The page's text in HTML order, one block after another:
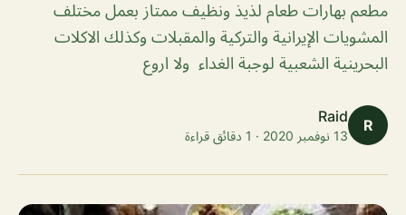
مطعم بهارات طعام لذيذ ونظيف ممتاز بعمل مختلف
المشويات الإيرانية والتركية والمقبلات وكذلك الاكلات
البحرينية الشعبية لوجبة الغداء ولا اروع
R
Raid
13 نوفمبر 2020 · 1 دقائق قراءة